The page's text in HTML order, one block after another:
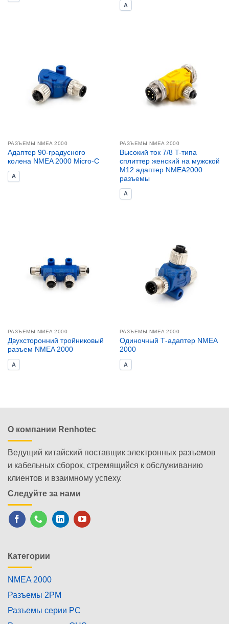
A
РАЗЪЕМЫ NMEA 2000
Адаптер 90-градусного
колена NMEA 2000 Micro-C
A
РАЗЪЕМЫ NMEA 2000
Высокий ток 7/8 T-типа
сплиттер женский на мужской
M12 адаптер NMEA2000
разъемы
A
РАЗЪЕМЫ NMEA 2000
Двухсторонний тройниковый
разъем NMEA 2000
A
РАЗЪЕМЫ NMEA 2000
Одиночный Т-адаптер NMEA
2000
A
О компании Renhotec
Ведущий китайский поставщик электронных разъемов
и кабельных сборок, стремящийся к обслуживанию
клиентов и взаимному успеху.
Следуйте за нами
Категории
NMEA 2000
Разъемы 2PM
Разъемы серии PC